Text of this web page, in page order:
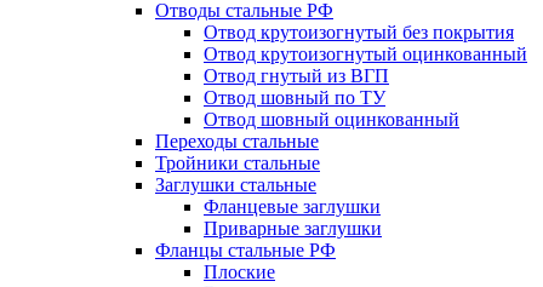
Отводы стальные РФ
Отвод крутоизогнутый без покрытия
Отвод крутоизогнутый оцинкованный
Отвод гнутый из ВГП
Отвод шовный по ТУ
Отвод шовный оцинкованный
Переходы стальные
Тройники стальные
Заглушки стальные
Фланцевые заглушки
Приварные заглушки
Фланцы стальные РФ
Плоские